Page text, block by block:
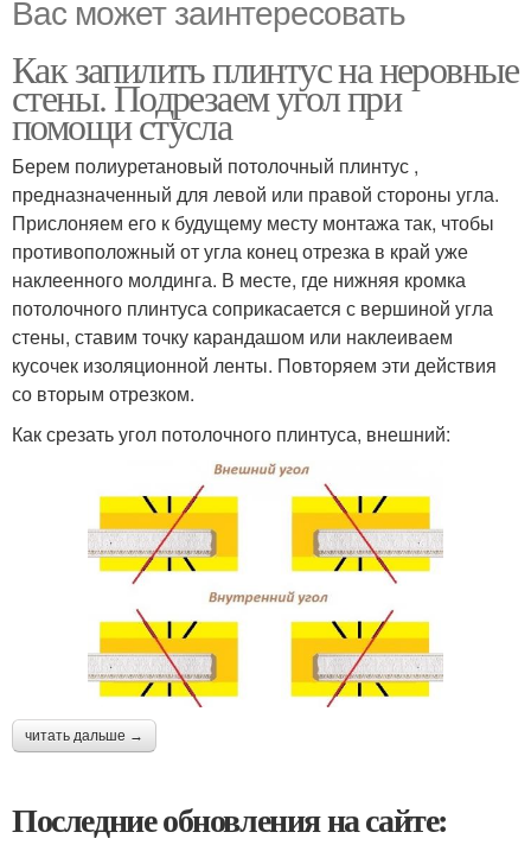
Вас может заинтересовать
Как запилить плинтус на неровные
стены. Подрезаем угол при
помощи стусла
Берем полиуретановый потолочный плинтус ,
предназначенный для левой или правой стороны угла.
Прислоняем его к будущему месту монтажа так, чтобы
противоположный от угла конец отрезка в край уже
наклеенного молдинга. В месте, где нижняя кромка
потолочного плинтуса соприкасается с вершиной угла
стены, ставим точку карандашом или наклеиваем
кусочек изоляционной ленты. Повторяем эти действия
со вторым отрезком.
Как срезать угол потолочного плинтуса, внешний:
читать дальше →
Последние обновления на сайте: